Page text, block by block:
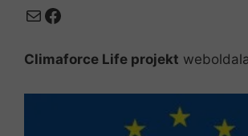
MailFacebook
Climaforce Life projekt